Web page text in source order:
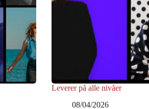
Leverer på alle nivåer
08/04/2026